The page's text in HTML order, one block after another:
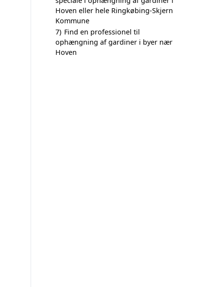
Hoven eller hele Ringkøbing-Skjern
Kommune
7) Find en professionel til
ophængning af gardiner i byer nær
Hoven